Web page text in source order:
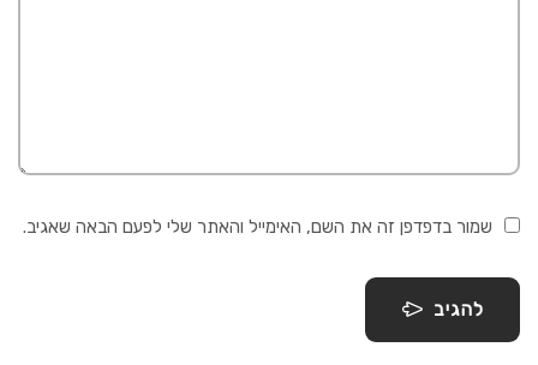
שמור בדפדפן זה את השם, האימייל והאתר שלי לפעם הבאה שאגיב.
להגיב